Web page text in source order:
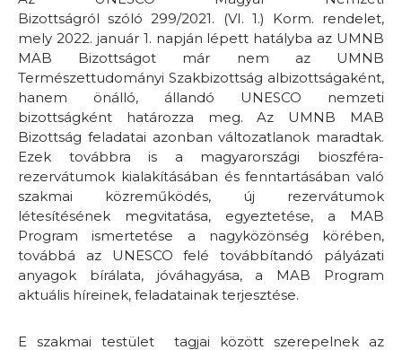
Bizottságról szóló 299/2021. (VI. 1.) Korm. rendelet,
mely 2022. január 1. napján lépett hatályba az UMNB
MAB Bizottságot már nem az UMNB
Természettudományi Szakbizottság albizottságaként,
hanem önálló, állandó UNESCO nemzeti
bizottságként határozza meg. Az UMNB MAB
Bizottság feladatai azonban változatlanok maradtak.
Ezek továbbra is a magyarországi bioszféra-
rezervátumok kialakításában és fenntartásában való
szakmai közreműködés, új rezervátumok
létesítésének megvitatása, egyeztetése, a MAB
Program ismertetése a nagyközönség körében,
továbbá az UNESCO felé továbbítandó pályázati
anyagok bírálata, jóváhagyása, a MAB Program
aktuális híreinek, feladatainak terjesztése.
E szakmai testület tagjai között szerepelnek az